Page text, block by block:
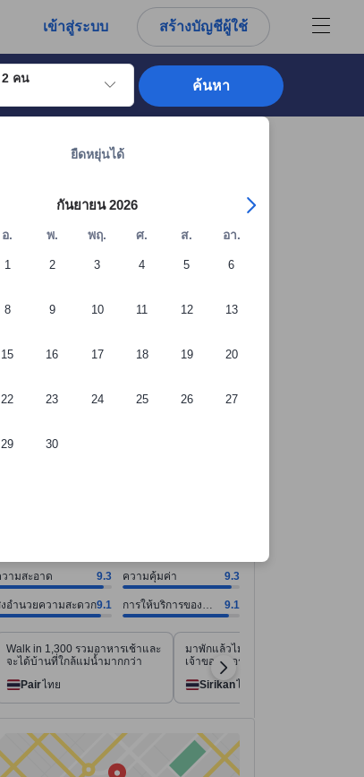
เข้าสู่ระบบ สร้างบัญชีผู้ใช้
คน
อินที่ต้องการ ให้กดปุ่ม Enter เพื่อเลือกวันเช็คอินดังกล่าว ทำซ้ำขั้นตอ
ยืดหยุ่นได้
กันยายน 2026
อ. พ. พฤ. ศ. ส. อา.
1 2 3 4 5 6
8 9 10 11 12 13
15 16 17 18 19 20
22 23 24 25 26 27
29 30
ค้นหา
วามสะอาด 9.3 ความคุ้มค่า 9.3
อำนวยความสะดวก9.1
การให้บริการของ
พนักงาน
9.1
Walk in 1,300 รวมอาหารเช้าและ
จะได้บ้านที่ใกล้แม่น้ำมากกว่า
Pairไทย
มาพักแล้วไม่ผิดหวังจริงๆค่ะ
เจ้าของรีสอร์ตบริการดีมาก
Sirikanไทย
ของผู้เข้าพักอย่างแท้จริง